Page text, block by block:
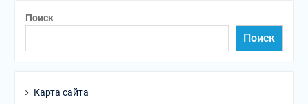
Поиск
Поиск
Карта сайта